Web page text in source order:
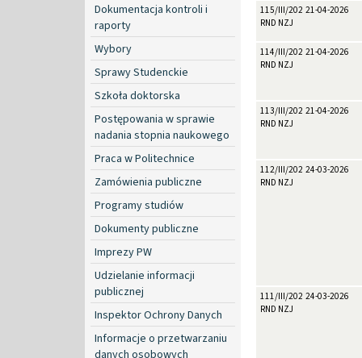
Dokumentacja kontroli i
raporty
Wybory
Sprawy Studenckie
Szkoła doktorska
Postępowania w sprawie
nadania stopnia naukowego
Praca w Politechnice
Zamówienia publiczne
Programy studiów
Dokumenty publiczne
Imprezy PW
Udzielanie informacji
publicznej
Inspektor Ochrony Danych
Informacje o przetwarzaniu
danych osobowych
115/III/2026
RND NZJ
21-04-2026
114/III/2026
RND NZJ
21-04-2026
113/III/2026
RND NZJ
21-04-2026
112/III/2026
RND NZJ
24-03-2026
111/III/2026
RND NZJ
24-03-2026